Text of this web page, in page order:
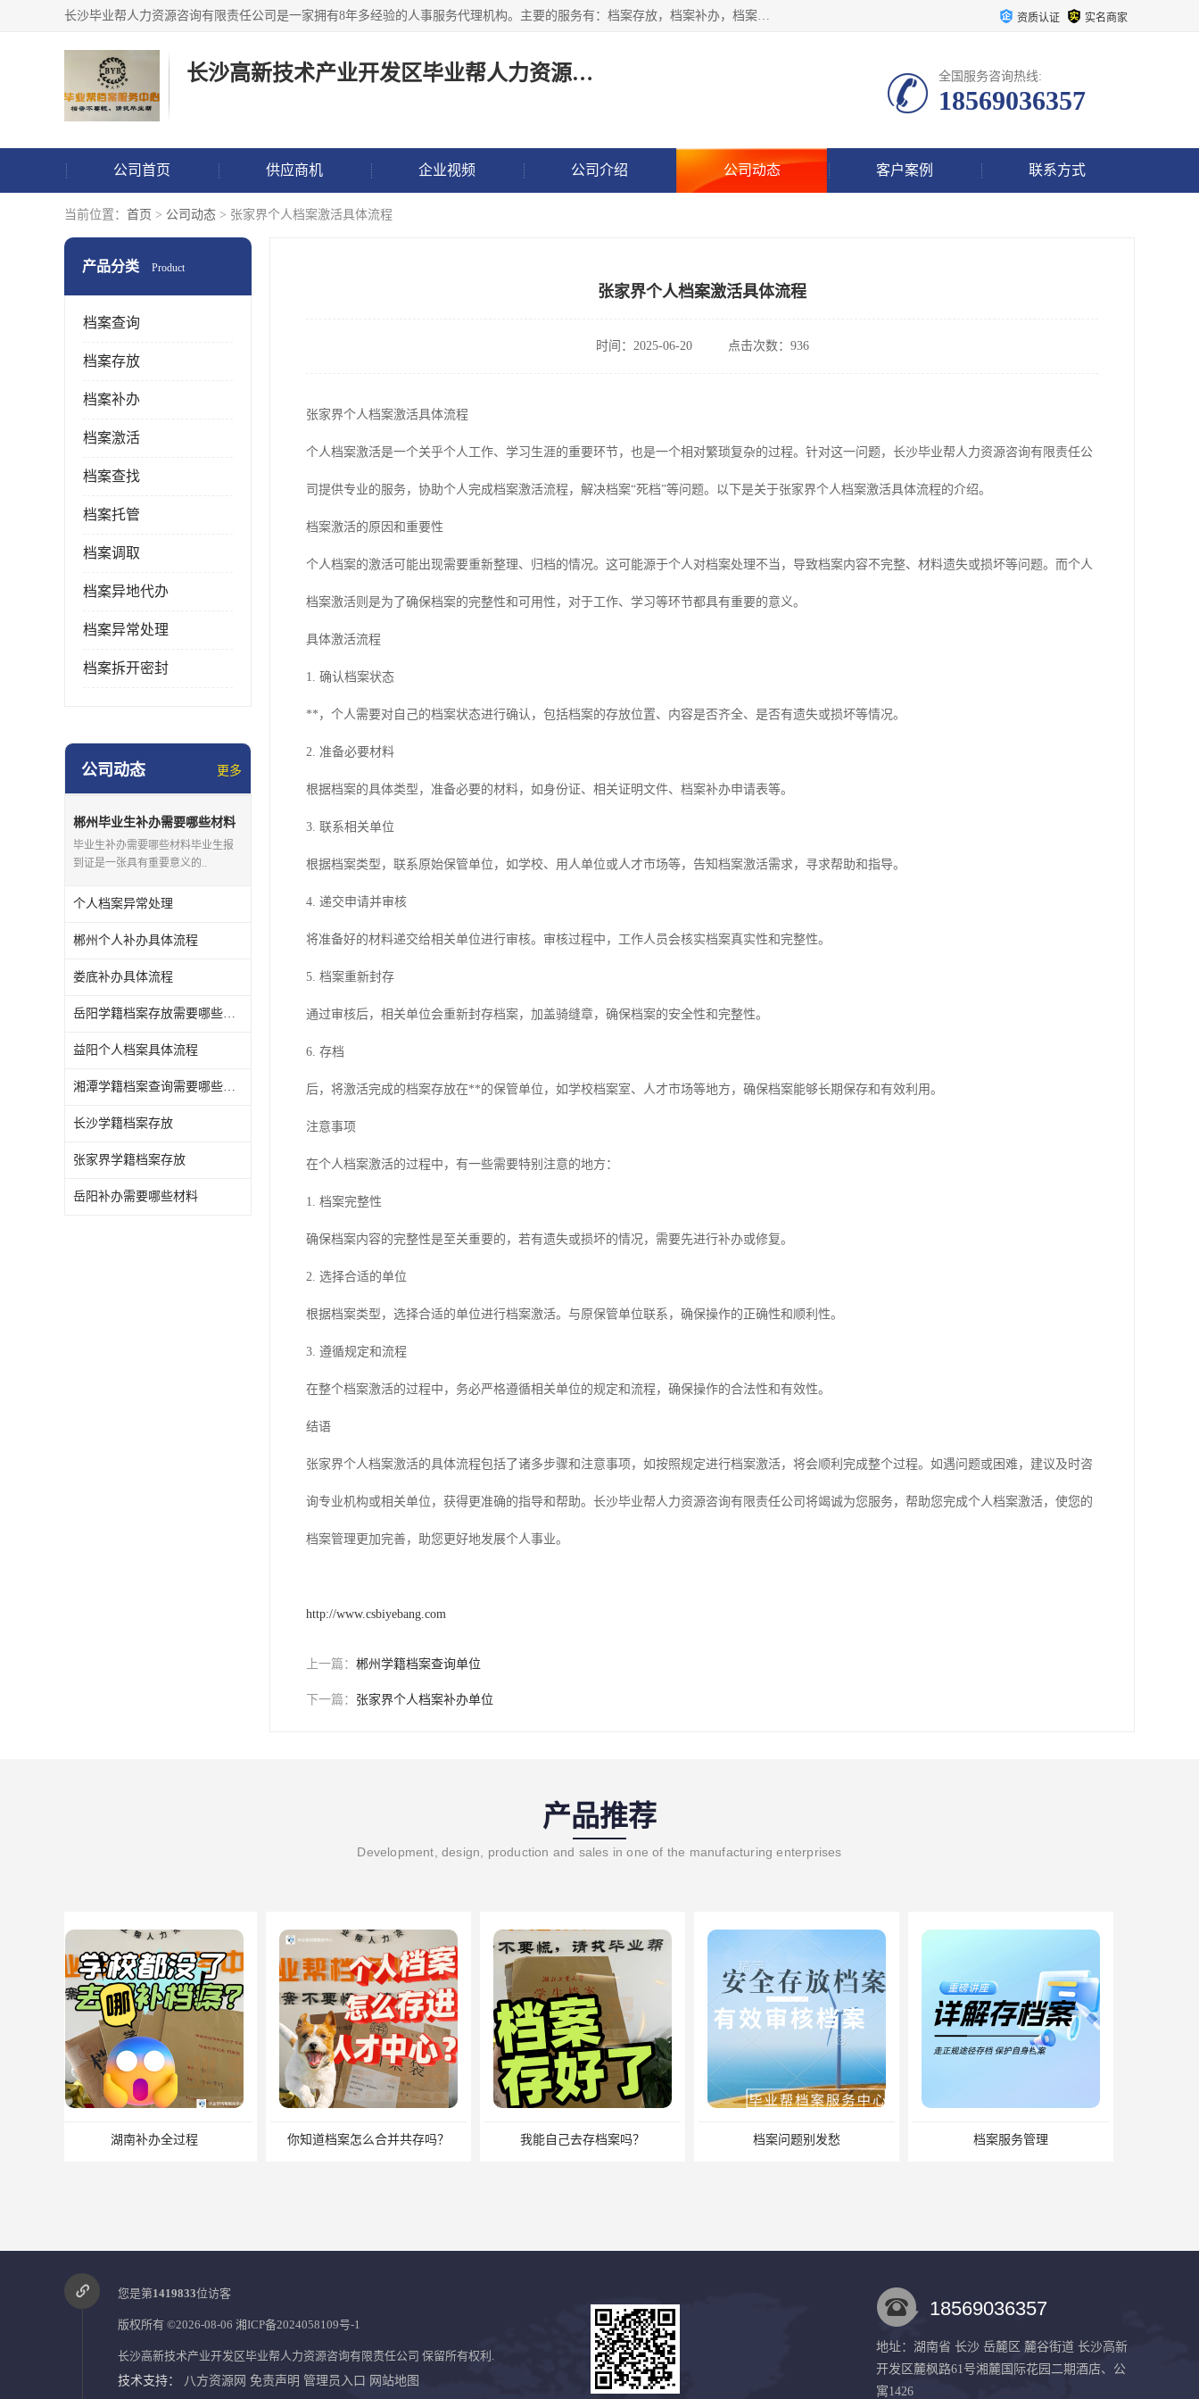
长沙毕业帮人力资源咨询有限责任公司是一家拥有8年多经验的人事服务代理机构。主要的服务有：档案存放，档案补办，档案激活，档案查询，档案查找，档案托管，档案调取，档案异地代办，档案异常处理 等；提供毕业档案处理、人事档案服务、商务代理代办、个人档案等服务，同时办事过程全程与客户沟通，确保真实、安全、可靠！ 资质认证 实名商家
长沙高新技术产业开发区毕业帮人力资源咨询有限责任公司 全国服务咨询热线:
18569036357
公司首页 供应商机 企业视频 公司介绍 公司动态 客户案例 联系方式
当前位置： 首页 > 公司动态 > 张家界个人档案激活具体流程
产品分类 Product
档案查询
档案存放
档案补办
档案激活
档案查找
档案托管
档案调取
档案异地代办
档案异常处理
档案拆开密封
公司动态 更多
郴州毕业生补办需要哪些材料
毕业生补办需要哪些材料毕业生报
到证是一张具有重要意义的..
个人档案异常处理
郴州个人补办具体流程
娄底补办具体流程
岳阳学籍档案存放需要哪些材料
益阳个人档案具体流程
湘潭学籍档案查询需要哪些材料
长沙学籍档案存放
张家界学籍档案存放
岳阳补办需要哪些材料
张家界个人档案激活具体流程
时间：2025-06-20 点击次数：936
张家界个人档案激活具体流程
个人档案激活是一个关乎个人工作、学习生涯的重要环节，也是一个相对繁琐复杂的过程。针对这一问题，长沙毕业帮人力资源咨询有限责任公
司提供专业的服务，协助个人完成档案激活流程，解决档案“死档”等问题。以下是关于张家界个人档案激活具体流程的介绍。
档案激活的原因和重要性
个人档案的激活可能出现需要重新整理、归档的情况。这可能源于个人对档案处理不当，导致档案内容不完整、材料遗失或损坏等问题。而个人
档案激活则是为了确保档案的完整性和可用性，对于工作、学习等环节都具有重要的意义。
具体激活流程
1. 确认档案状态
**，个人需要对自己的档案状态进行确认，包括档案的存放位置、内容是否齐全、是否有遗失或损坏等情况。
2. 准备必要材料
根据档案的具体类型，准备必要的材料，如身份证、相关证明文件、档案补办申请表等。
3. 联系相关单位
根据档案类型，联系原始保管单位，如学校、用人单位或人才市场等，告知档案激活需求，寻求帮助和指导。
4. 递交申请并审核
将准备好的材料递交给相关单位进行审核。审核过程中，工作人员会核实档案真实性和完整性。
5. 档案重新封存
通过审核后，相关单位会重新封存档案，加盖骑缝章，确保档案的安全性和完整性。
6. 存档
后，将激活完成的档案存放在**的保管单位，如学校档案室、人才市场等地方，确保档案能够长期保存和有效利用。
注意事项
在个人档案激活的过程中，有一些需要特别注意的地方：
1. 档案完整性
确保档案内容的完整性是至关重要的，若有遗失或损坏的情况，需要先进行补办或修复。
2. 选择合适的单位
根据档案类型，选择合适的单位进行档案激活。与原保管单位联系，确保操作的正确性和顺利性。
3. 遵循规定和流程
在整个档案激活的过程中，务必严格遵循相关单位的规定和流程，确保操作的合法性和有效性。
结语
张家界个人档案激活的具体流程包括了诸多步骤和注意事项，如按照规定进行档案激活，将会顺利完成整个过程。如遇问题或困难，建议及时咨
询专业机构或相关单位，获得更准确的指导和帮助。长沙毕业帮人力资源咨询有限责任公司将竭诚为您服务，帮助您完成个人档案激活，使您的
档案管理更加完善，助您更好地发展个人事业。
http://www.csbiyebang.com
上一篇： 郴州学籍档案查询单位
下一篇： 张家界个人档案补办单位
产品推荐
Development, design, production and sales in one of the manufacturing enterprises
你知道档案怎么合并共存吗？ 我能自己去存档案吗？ 档案问题别发愁 档案服务管理 缺失怎么办？补办流程来了
中专毕业有没有档案？中专档案应该如何管理？ 长沙档案不见了要怎么查？档案查询 档案补办 湖南档案激活需要注意什么？档案激活 档案存放
您是第1419833位访客
版权所有 ©2026-08-06 湘ICP备2024058109号-1
长沙高新技术产业开发区毕业帮人力资源咨询有限责任公司 保留所有权利.
技术支持： 八方资源网 免责声明 管理员入口 网站地图
18569036357
地址：湖南省 长沙 岳麓区 麓谷街道 长沙高新
开发区麓枫路61号湘麓国际花园二期酒店、公
寓1426